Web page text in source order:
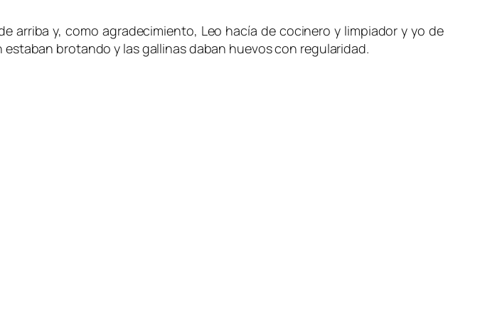
arriba y, como agradecimiento, Leo hacía de cocinero y limpiador y yo de
brotando y las gallinas daban huevos con regularidad.